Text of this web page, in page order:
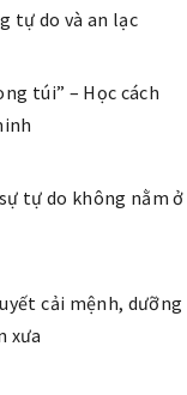
tự do và an lạc
túi” – Học cách
tự do không nằm ở
cải mệnh, dưỡng
xưa